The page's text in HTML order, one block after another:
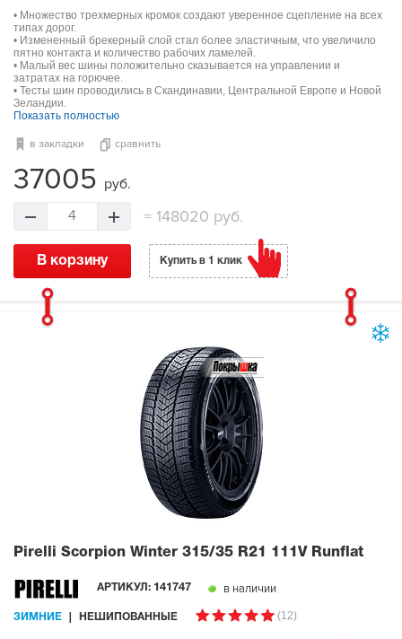
• Множество трехмерных кромок создают уверенное сцепление на всех
типах дорог.
• Измененный брекерный слой стал более эластичным, что увеличило
пятно контакта и количество рабочих ламелей.
• Малый вес шины положительно сказывается на управлении и
затратах на горючее.
• Тесты шин проводились в Скандинавии, Центральной Европе и Новой
Зеландии.
Показать полностью
в закладки сравнить
37005 руб.
4 = 148020 руб.
В корзину Купить в 1 клик
Pirelli Scorpion Winter 315/35 R21 111V Runflat
АРТИКУЛ: 141747 в наличии
ЗИМНИЕ НЕШИПОВАННЫЕ (12)